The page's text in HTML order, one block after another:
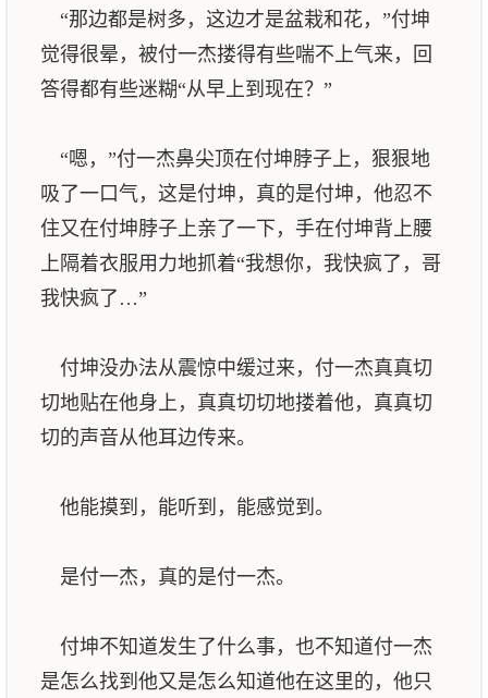
“那边都是树多，这边才是盆栽和花，”付坤
觉得很晕，被付一杰搂得有些喘不上气来，回
答得都有些迷糊“从早上到现在？”
“嗯，”付一杰鼻尖顶在付坤脖子上，狠狠地
吸了一口气，这是付坤，真的是付坤，他忍不
住又在付坤脖子上亲了一下，手在付坤背上腰
上隔着衣服用力地抓着“我想你，我快疯了，哥
我快疯了…”
付坤没办法从震惊中缓过来，付一杰真真切
切地贴在他身上，真真切切地搂着他，真真切
切的声音从他耳边传来。
他能摸到，能听到，能感觉到。
是付一杰，真的是付一杰。
付坤不知道发生了什么事，也不知道付一杰
是怎么找到他又是怎么知道他在这里的，他只